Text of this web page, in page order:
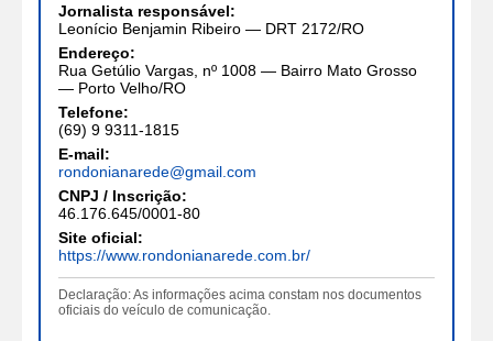
Jornalista responsável:
Leonício Benjamin Ribeiro — DRT 2172/RO
Endereço:
Rua Getúlio Vargas, nº 1008 — Bairro Mato Grosso
— Porto Velho/RO
Telefone:
(69) 9 9311-1815
E-mail:
rondonianarede@gmail.com
CNPJ / Inscrição:
46.176.645/0001-80
Site oficial:
https://www.rondonianarede.com.br/
Declaração: As informações acima constam nos documentos
oficiais do veículo de comunicação.